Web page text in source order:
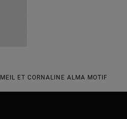
ET CORNALINE ALMA MOTIF